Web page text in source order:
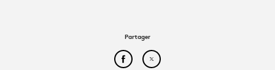
Partager
Partager cet article sur
Partager cet article sur